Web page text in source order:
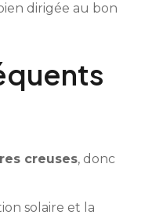
dirigée au bon
creuses, donc
solaire et la